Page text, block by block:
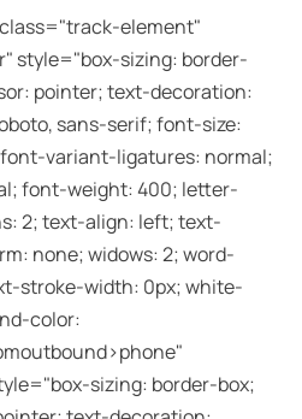
element"
style="box-sizing: border-
pointer; text-decoration:
sans-serif; font-size:
variant-ligatures: normal;
font-weight: 400; letter-
2; text-align: left; text-
none; widows: 2; word-
stroke-width: 0px; white-
color:
outbound>phone"
sizing: border-box;